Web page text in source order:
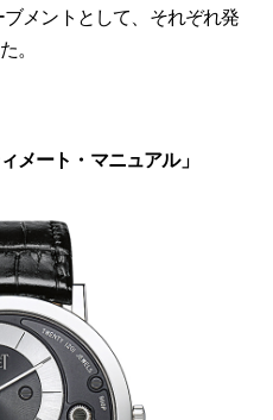
メントとして、それぞれ発
。
メート・マニュアル」